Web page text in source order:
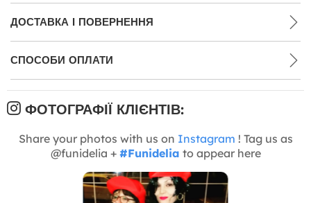
ДОСТАВКА І ПОВЕРНЕННЯ
СПОСОБИ ОПЛАТИ
ФОТОГРАФІЇ КЛІЄНТІВ:
Share your photos with us on Instagram ! Tag us as
@funidelia + #Funidelia to appear here